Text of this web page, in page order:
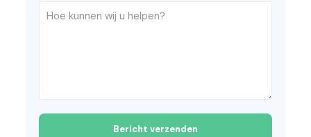
Bericht verzenden